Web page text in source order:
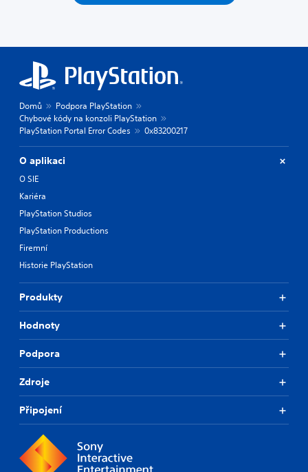
Domů
Podpora PlayStation
Chybové kódy na konzoli PlayStation
PlayStation Portal Error Codes
0x83200217
O aplikaci
O SIE
Kariéra
PlayStation Studios
PlayStation Productions
Firemní
Historie PlayStation
Produkty
Hodnoty
Podpora
Zdroje
Připojení